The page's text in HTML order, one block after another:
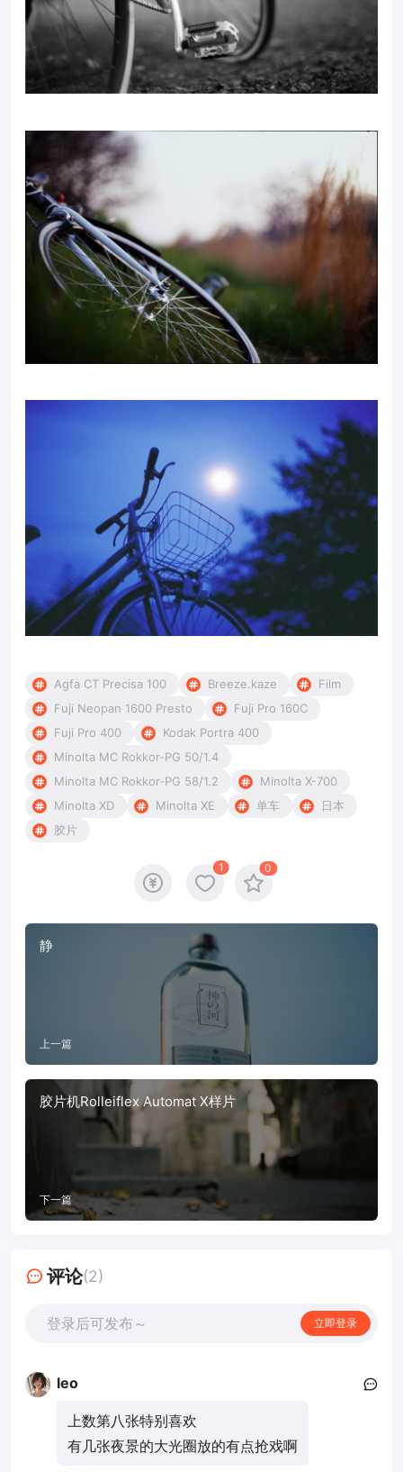
Agfa CT Precisa 100 Breeze.kaze
Film
Fuji Neopan 1600 Presto
Fuji Pro 160C
Fuji Pro 400
Kodak Portra 400
Minolta MC Rokkor-PG 50/1.4
Minolta MC Rokkor-PG 58/1.2
Minolta X-700
Minolta XD
Minolta XE 单车
日本
胶片
1 0
静
上一篇
胶片机Rolleiflex Automat X样片
下一篇
评论(2)
登录后可发布～ 立即登录
leo
上数第八张特别喜欢
有几张夜景的大光圈放的有点抢戏啊